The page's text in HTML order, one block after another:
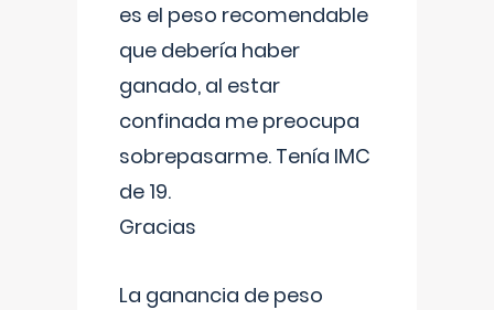
es el peso recomendable
que debería haber
ganado, al estar
confinada me preocupa
sobrepasarme. Tenía IMC
de 19.
Gracias
La ganancia de peso